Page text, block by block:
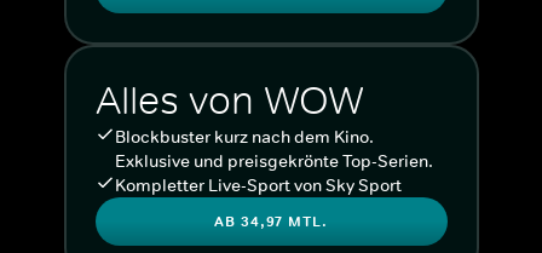
Alles von WOW
Blockbuster kurz nach dem Kino.
Exklusive und preisgekrönte Top-Serien.
Kompletter Live-Sport von Sky Sport
AB 34,97 MTL.